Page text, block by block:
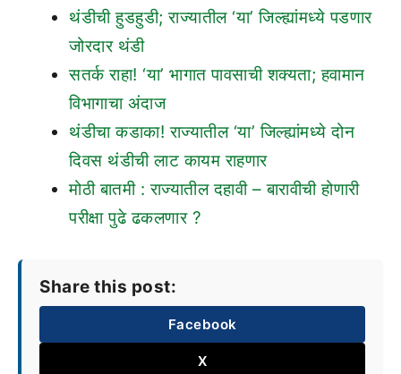
थंडीची हुडहुडी; राज्यातील ‘या’ जिल्ह्यांमध्ये पडणार
जोरदार थंडी
सतर्क राहा! ‘या’ भागात पावसाची शक्यता; हवामान
विभागाचा अंदाज
थंडीचा कडाका! राज्यातील ‘या’ जिल्ह्यांमध्ये दोन
दिवस थंडीची लाट कायम राहणार
मोठी बातमी : राज्यातील दहावी – बारावीची होणारी
परीक्षा पुढे ढकलणार ?
Share this post:
Facebook
X